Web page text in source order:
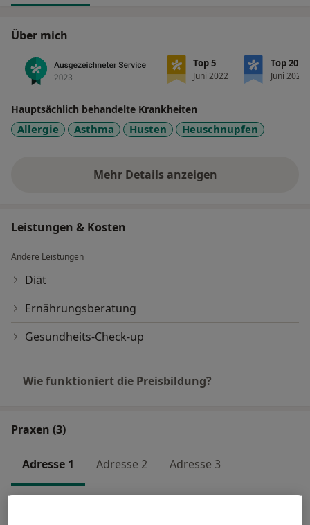
Über mich
Top 5
Juni 2022
Top 20
Juni 2022
Hauptsächlich behandelte Krankheiten
Allergie Asthma Husten Heuschnupfen
Mehr Details anzeigen
über Erfahrungen
Leistungen & Kosten
Andere Leistungen
Diät
Ernährungsberatung
Gesundheits-Check-up
Wie funktioniert die Preisbildung?
Praxen (3)
Adresse 1 Adresse 2 Adresse 3